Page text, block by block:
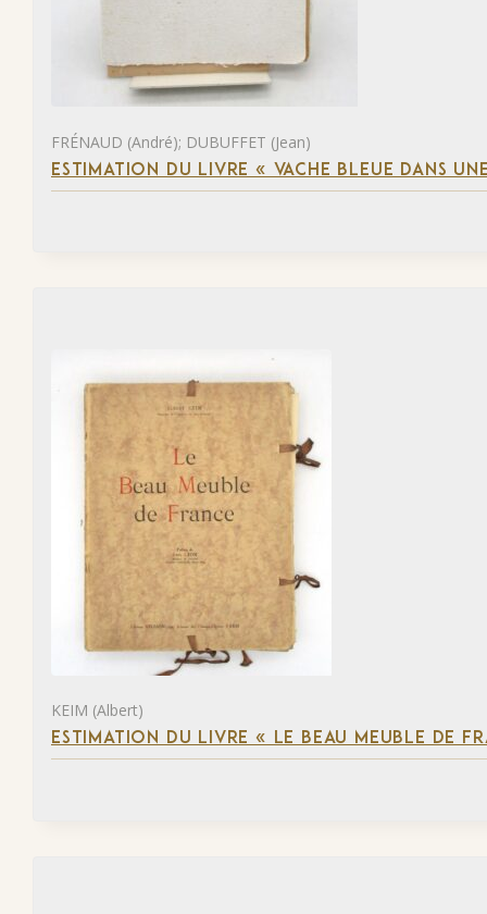
FRÉNAUD (André); DUBUFFET (Jean)
ESTIMATION DU LIVRE « VACHE BLEUE DANS
KEIM (Albert)
ESTIMATION DU LIVRE « LE BEAU MEUBLE DE